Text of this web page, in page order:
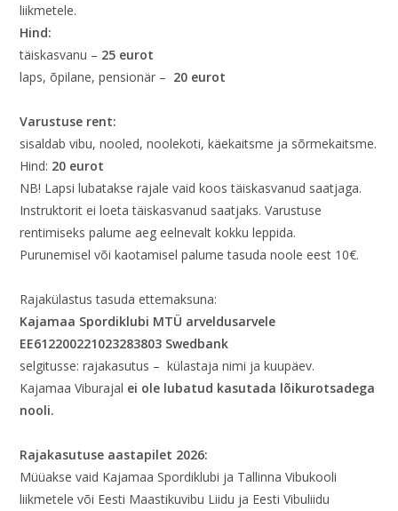
liikmetele.
Hind:
täiskasvanu – 25 eurot
laps, õpilane, pensionär – 20 eurot
Varustuse rent:
sisaldab vibu, nooled, noolekoti, käekaitsme ja sõrmekaitsme.
Hind: 20 eurot
NB! Lapsi lubatakse rajale vaid koos täiskasvanud saatjaga.
Instruktorit ei loeta täiskasvanud saatjaks. Varustuse
rentimiseks palume aeg eelnevalt kokku leppida.
Purunemisel või kaotamisel palume tasuda noole eest 10€.
Rajakülastus tasuda ettemaksuna:
Kajamaa Spordiklubi MTÜ arveldusarvele
EE612200221023283803 Swedbank
selgitusse: rajakasutus – külastaja nimi ja kuupäev.
Kajamaa Viburajal ei ole lubatud kasutada lõikurotsadega
nooli.
Rajakasutuse aastapilet 2026:
Müüakse vaid Kajamaa Spordiklubi ja Tallinna Vibukooli
liikmetele või Eesti Maastikuvibu Liidu ja Eesti Vibuliidu